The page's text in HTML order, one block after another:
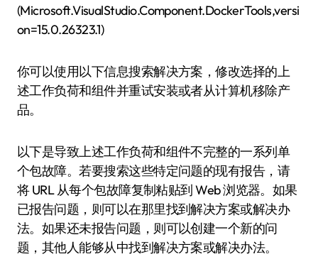
(Microsoft.VisualStudio.Component.DockerTools,versi
on=15.0.26323.1)
你可以使用以下信息搜索解决方案，修改选择的上
述工作负荷和组件并重试安装或者从计算机移除产
品。
以下是导致上述工作负荷和组件不完整的一系列单
个包故障。若要搜索这些特定问题的现有报告，请
将 URL 从每个包故障复制粘贴到 Web 浏览器。如果
已报告问题，则可以在那里找到解决方案或解决办
法。如果还未报告问题，则可以创建一个新的问
题，其他人能够从中找到解决方案或解决办法。